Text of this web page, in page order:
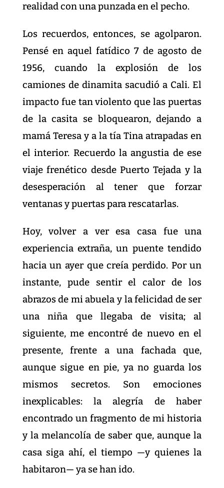
realidad con una punzada en el pecho.
Los recuerdos, entonces, se agolparon.
Pensé en aquel fatídico 7 de agosto de
1956, cuando la explosión de los
camiones de dinamita sacudió a Cali. El
impacto fue tan violento que las puertas
de la casita se bloquearon, dejando a
mamá Teresa y a la tía Tina atrapadas en
el interior. Recuerdo la angustia de ese
viaje frenético desde Puerto Tejada y la
desesperación al tener que forzar
ventanas y puertas para rescatarlas.
Hoy, volver a ver esa casa fue una
experiencia extraña, un puente tendido
hacia un ayer que creía perdido. Por un
instante, pude sentir el calor de los
abrazos de mi abuela y la felicidad de ser
una niña que llegaba de visita; al
siguiente, me encontré de nuevo en el
presente, frente a una fachada que,
aunque sigue en pie, ya no guarda los
mismos secretos. Son emociones
inexplicables: la alegría de haber
encontrado un fragmento de mi historia
y la melancolía de saber que, aunque la
casa siga ahí, el tiempo —y quienes la
habitaron— ya se han ido.